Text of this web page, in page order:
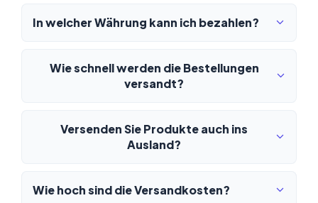
In welcher Währung kann ich bezahlen?
Wie schnell werden die Bestellungen
versandt?
Versenden Sie Produkte auch ins
Ausland?
Wie hoch sind die Versandkosten?